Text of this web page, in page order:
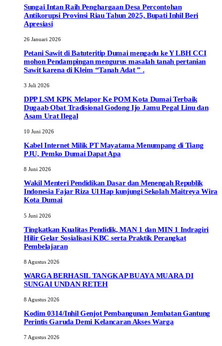
Sungai Intan Raih Penghargaan Desa Percontohan
Antikorupsi Provinsi Riau Tahun 2025, Bupati Inhil Beri
Apresiasi
26 Januari 2026
Petani Sawit di Batuteritip Dumai mengadu ke Y LBH CCI
mohon Pendampingan mengurus masalah tanah pertanian
Sawit karena di Kleim “Tanah Adat ” .
3 Juli 2026
DPP LSM KPK Melapor Ke POM Kota Dumai Terbaik
Dugaab Obat Tradisional Godong Ijo Jamu Pegal Linu dan
Asam Urat Ilegal
10 Juni 2026
Kabel Internet Milik PT Mayatama Menumpang di Tiang
PJU, Pemko Dumai Dapat Apa
8 Juni 2026
Wakil Menteri Pendidikan Dasar dan Menengah Republik
Indonesia Fajar Riza Ul Hap kunjungi Sekolah Maitreya Wira
Kota Dumai
5 Juni 2026
Tingkatkan Kualitas Pendidik, MAN 1 dan MIN 1 Indragiri
Hilir Gelar Sosialisasi KBC serta Praktik Perangkat
Pembelajaran
8 Agustus 2026
WARGA BERHASIL TANGKAP BUAYA MUARA DI
SUNGAI UNDAN RETEH
8 Agustus 2026
Kodim 0314/Inhil Genjot Pembangunan Jembatan Gantung
Perintis Garuda Demi Kelancaran Akses Warga
7 Agustus 2026